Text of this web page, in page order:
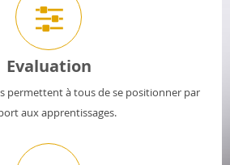
Evaluation
permettent à tous de se positionner par
aux apprentissages.